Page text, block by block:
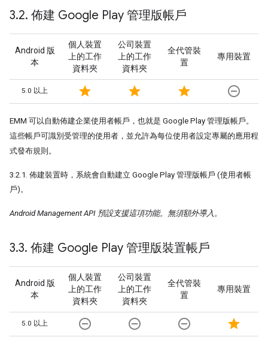
3.2. 佈建 Google Play 管理版帳戶
Android 版
本
個人裝置
上的工作
資料夾
公司裝置
上的工作
資料夾
全代管裝
置
專用裝置
5.0 以上 star star star remove_circle_outline
EMM 可以自動佈建企業使用者帳戶，也就是 Google Play 管理版帳戶。
這些帳戶可識別受管理的使用者，並允許為每位使用者設定專屬的應用程
式發布規則。
3.2.1. 佈建裝置時，系統會自動建立 Google Play 管理版帳戶 (使用者帳
戶)。
Android Management API 預設支援這項功能。無須額外導入。
3.3. 佈建 Google Play 管理版裝置帳戶
Android 版
本
個人裝置
上的工作
資料夾
公司裝置
上的工作
資料夾
全代管裝
置
專用裝置
5.0 以上 remove_circle_outline remove_circle_outline remove_circle_outline star